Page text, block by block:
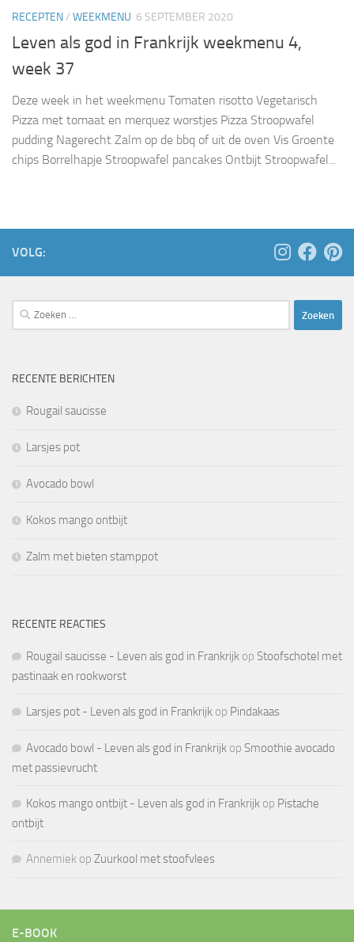
RECEPTEN/ WEEKMENU 6 SEPTEMBER 2020
Leven als god in Frankrijk weekmenu 4,
week 37
Deze week in het weekmenu Tomaten risotto Vegetarisch
Pizza met tomaat en merquez worstjes Pizza Stroopwafel
pudding Nagerecht Zalm op de bbq of uit de oven Vis Groente
chips Borrelhapje Stroopwafel pancakes Ontbijt Stroopwafel...
VOLG:
Zoeken
naar:
RECENTE BERICHTEN
Rougail saucisse
Larsjes pot
Avocado bowl
Kokos mango ontbijt
Zalm met bieten stamppot
RECENTE REACTIES
Rougail saucisse - Leven als god in Frankrijk op Stoofschotel met
pastinaak en rookworst
Larsjes pot - Leven als god in Frankrijk op Pindakaas
Avocado bowl - Leven als god in Frankrijk op Smoothie avocado
met passievrucht
Kokos mango ontbijt - Leven als god in Frankrijk op Pistache
ontbijt
Annemiek op Zuurkool met stoofvlees
E-BOOK